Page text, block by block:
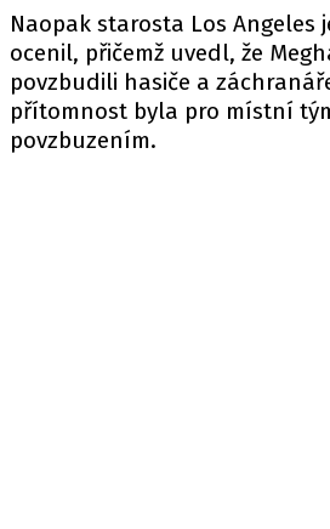
Naopak starosta Los Angeles
ocenil, přičemž uvedl, že
povzbudili hasiče a
přítomnost byla pro místní
povzbuzením.